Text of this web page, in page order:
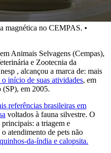
magnética no CEMPAS. •
Animais Selvagens (Cempas),
e Zootecnia da
, alcançou a marca de: mais
o início de suas atividades, em
em 2005.
referências brasileiras em
voltados à fauna silvestre. O
a triagem e
atendimento de pets não
da-índia e calopsita.